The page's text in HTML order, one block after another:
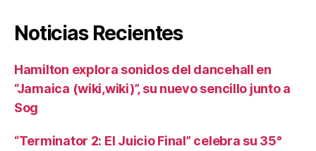
Noticias Recientes
Hamilton explora sonidos del dancehall en
“Jamaica (wiki,wiki)”, su nuevo sencillo junto a
Sog
“Terminator 2: El Juicio Final” celebra su 35°